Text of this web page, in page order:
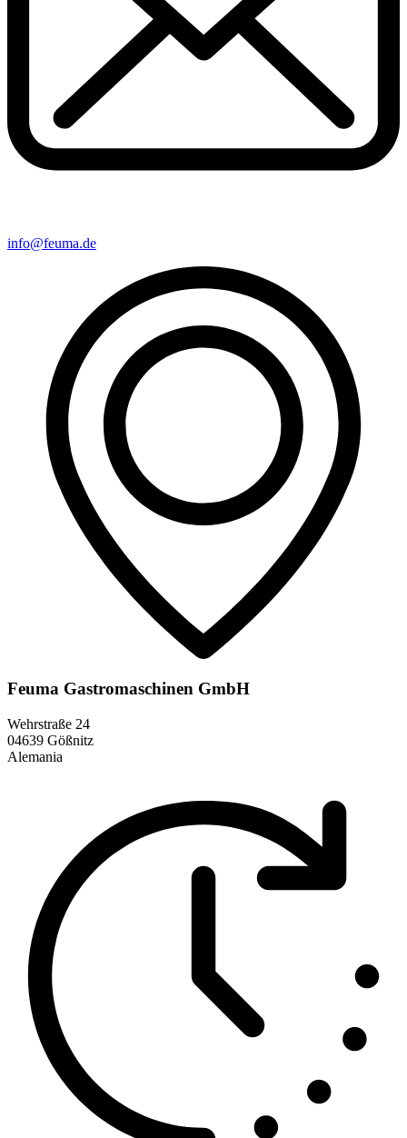
info@feuma.de
Feuma Gastromaschinen GmbH
Wehrstraße 24
04639 Gößnitz
Alemania